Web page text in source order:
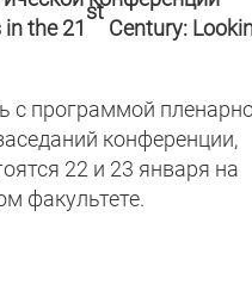
in the 21
st
Сentury:
с программой
конференции,
22 и 23 января на
факультете.